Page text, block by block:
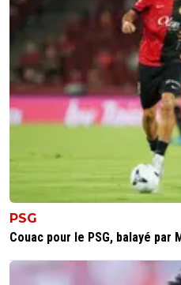
PSG
Couac pour le PSG, balayé par